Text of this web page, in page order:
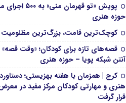
پویش «تو قهرمان
حوزه هنری
کوچک‌ترین قامت، بزرگ‌ترین مظلومیت
قصه‌های تازه برای کودکان؛ «وقت قصه»
آنتن شبکه پویا – حوزه هنری
کرج | همزمان با هفته بهزیستی؛
هنری و مهارتی کودکان مرکز مفید در
قرار گرفت